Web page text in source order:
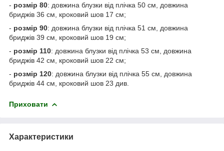
- розмір 80: довжина блузки від плічка 50 см, довжина
бриджів 36 см, кроковий шов 17 см;
- розмір 90: довжина блузки від плічка 51 см, довжина
бриджів 39 см, кроковий шов 19 см;
- розмір 110: довжина блузки від плічка 53 см, довжина
бриджів 42 см, кроковий шов 22 см;
- розмір 120: довжина блузки від плічка 55 см, довжина
бриджів 44 см, кроковий шов 23 див.
Приховати
Характеристики